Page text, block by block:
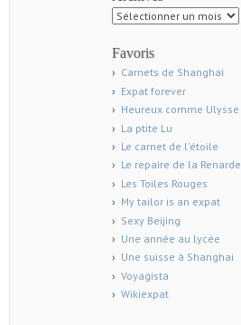
Archives
Favoris
Carnets de Shanghai
Expat forever
Heureux comme Ulysse
La ptite Lu
Le carnet de l'étoile
Le repaire de la Renarde
Les Toiles Rouges
My tailor is an expat
Sexy Beijing
Une année au lycée
Une suisse à Shanghai
Voyagista
Wikiexpat